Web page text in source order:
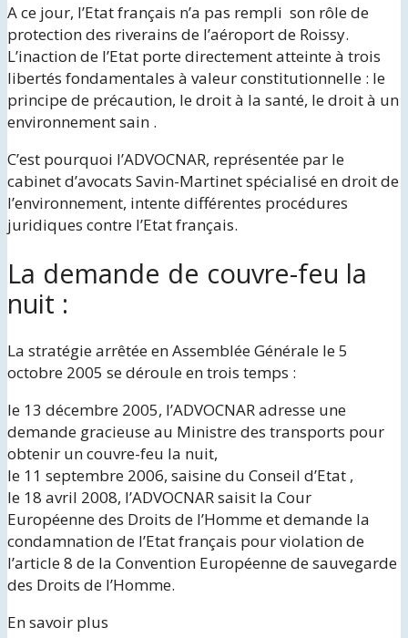
A ce jour, l’Etat français n’a pas rempli son rôle de
protection des riverains de l’aéroport de Roissy.
L’inaction de l’Etat porte directement atteinte à trois
libertés fondamentales à valeur constitutionnelle : le
principe de précaution, le droit à la santé, le droit à un
environnement sain .
C’est pourquoi l’ADVOCNAR, représentée par le
cabinet d’avocats Savin-Martinet spécialisé en droit de
l’environnement, intente différentes procédures
juridiques contre l’Etat français.
La demande de couvre-feu la
nuit :
La stratégie arrêtée en Assemblée Générale le 5
octobre 2005 se déroule en trois temps :
le 13 décembre 2005, l’ADVOCNAR adresse une
demande gracieuse au Ministre des transports pour
obtenir un couvre-feu la nuit,
le 11 septembre 2006, saisine du Conseil d’Etat ,
le 18 avril 2008, l’ADVOCNAR saisit la Cour
Européenne des Droits de l’Homme et demande la
condamnation de l’Etat français pour violation de
l’article 8 de la Convention Européenne de sauvegarde
des Droits de l’Homme.
En savoir plus